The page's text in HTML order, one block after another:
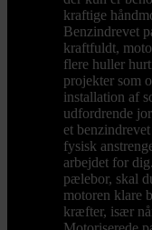
kraftige
Benzindrevet
kraftfuldt,
flere huller
projekter som
installation af
udfordrende
et
fysisk
arbejdet for
pælebor, skal
motoren klare
kræfter, især